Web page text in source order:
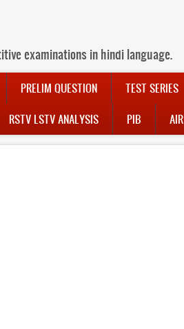
examinations in hindi language.
PRELIM QUESTION TEST SERIES
RSTV LSTV ANALYSIS PIB AIR